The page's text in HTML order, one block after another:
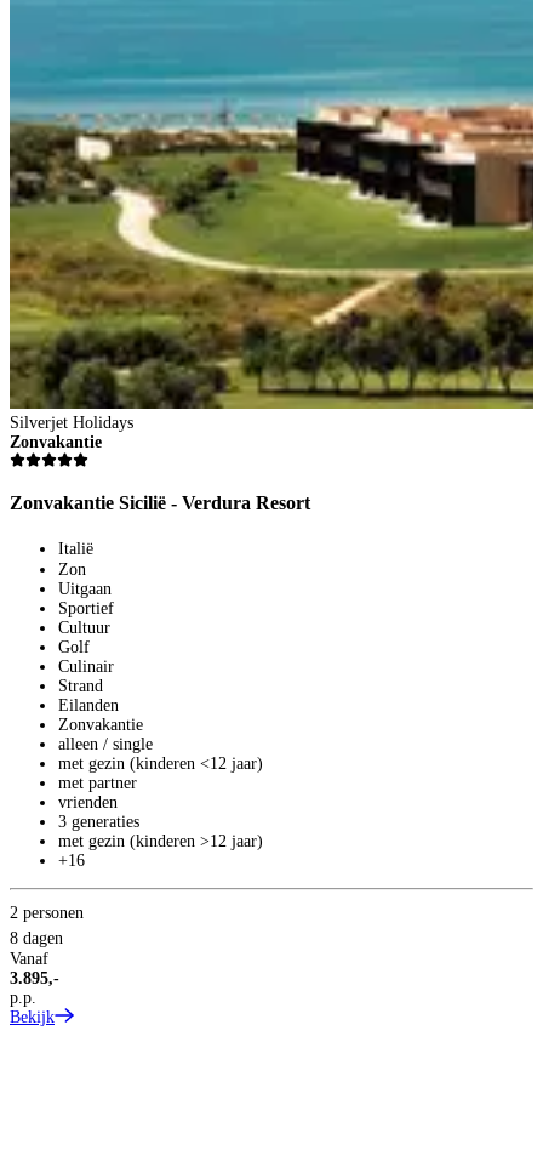
Silverjet Holidays
Zonvakantie
Zonvakantie Sicilië - Verdura Resort
Italië
Zon
Uitgaan
Sportief
Cultuur
Golf
Culinair
Strand
Eilanden
Zonvakantie
alleen / single
met gezin (kinderen <12 jaar)
met partner
vrienden
3 generaties
met gezin (kinderen >12 jaar)
+16
2 personen
8 dagen
Vanaf
3.895,-
p.p.
Bekijk